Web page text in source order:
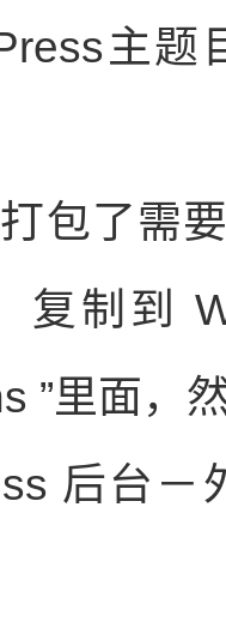
主题
包了需
复制到
”里面，
后台